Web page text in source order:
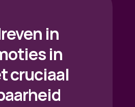
in
in
cruciaal